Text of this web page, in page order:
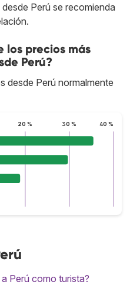
Perú se recomienda
los precios más
Perú?
desde Perú normalmente
20 % 30 % 40 %
Perú como turista?